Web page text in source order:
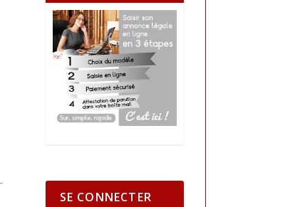
SE CONNECTER